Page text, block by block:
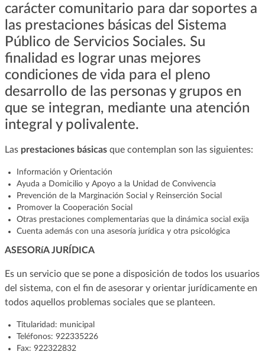
carácter comunitario para dar soportes a
las prestaciones básicas del Sistema
Público de Servicios Sociales. Su
finalidad es lograr unas mejores
condiciones de vida para el pleno
desarrollo de las personas y grupos en
que se integran, mediante una atención
integral y polivalente.
Las prestaciones básicasque contemplan son las siguientes:
Información y Orientación
Ayuda a Domicilio y Apoyo a la Unidad de Convivencia
Prevención de la Marginación Social y Reinserción Social
Promover la Cooperación Social
Otras prestaciones complementarias que la dinámica social exija
Cuenta además con una asesoría jurídica y otra psicológica
ASESORíA JURÍDICA
Es un servicio que se pone a disposición de todos los usuarios
del sistema, con el fin de asesorar y orientar jurídicamente en
todos aquellos problemas sociales que se planteen.
Titularidad: municipal
Teléfonos: 922335226
Fax: 922322832